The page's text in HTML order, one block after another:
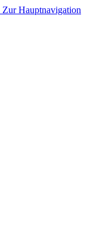
Zur Hauptnavigation